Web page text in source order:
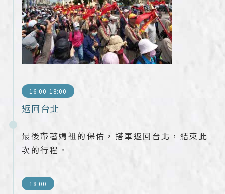
16:00-18:00
返回台北
最後帶著媽祖的保佑，搭車返回台北，結束此
次的行程。
18:00